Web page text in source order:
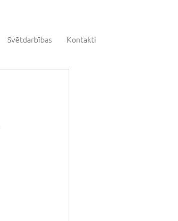
Svētdarbības Kontakti